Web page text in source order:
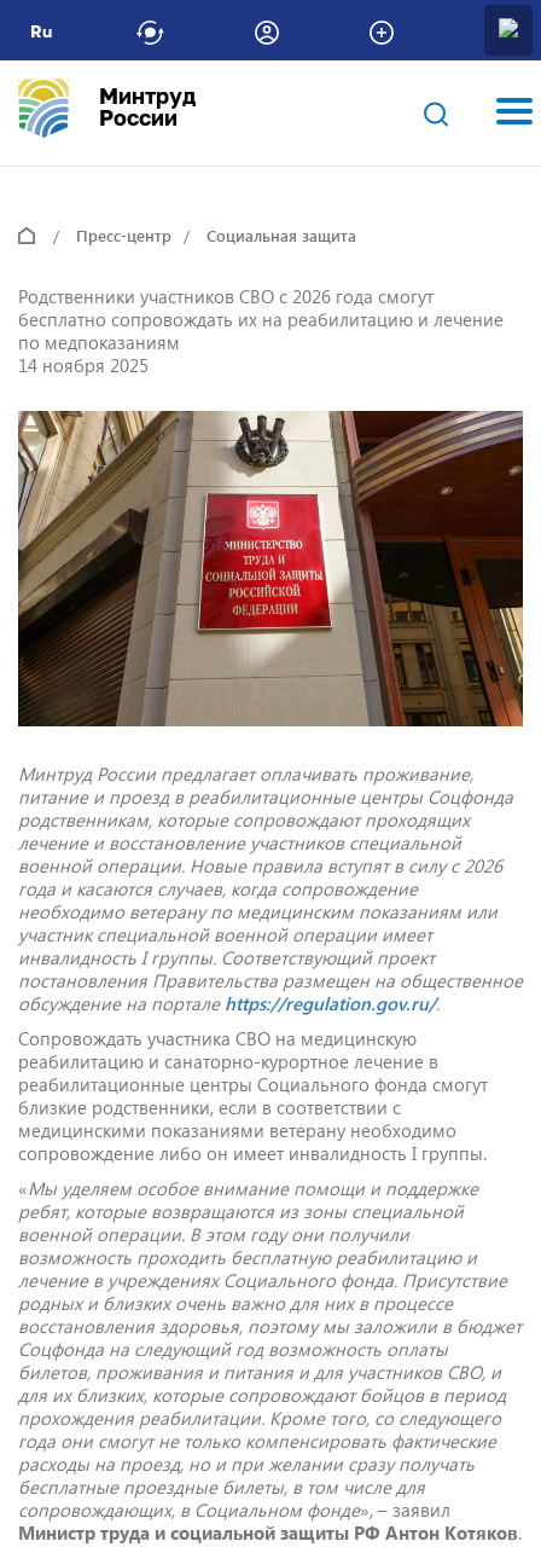
Ru
Минтруд
России
Пресс-центр Социальная защита
Родственники участников СВО с 2026 года смогут
бесплатно сопровождать их на реабилитацию и лечение
по медпоказаниям
14 ноября 2025
Минтруд России предлагает оплачивать проживание,
питание и проезд в реабилитационные центры Соцфонда
родственникам, которые сопровождают проходящих
лечение и восстановление участников специальной
военной операции. Новые правила вступят в силу с 2026
года и касаются случаев, когда сопровождение
необходимо ветерану по медицинским показаниям или
участник специальной военной операции имеет
инвалидность I группы. Соответствующий проект
постановления Правительства размещен на общественное
обсуждение на портале https://regulation.gov.ru/.
Сопровождать участника СВО на медицинскую
реабилитацию и санаторно-курортное лечение в
реабилитационные центры Социального фонда смогут
близкие родственники, если в соответствии с
медицинскими показаниями ветерану необходимо
сопровождение либо он имеет инвалидность I группы.
«Мы уделяем особое внимание помощи и поддержке
ребят, которые возвращаются из зоны специальной
военной операции. В этом году они получили
возможность проходить бесплатную реабилитацию и
лечение в учреждениях Социального фонда. Присутствие
родных и близких очень важно для них в процессе
восстановления здоровья, поэтому мы заложили в бюджет
Соцфонда на следующий год возможность оплаты
билетов, проживания и питания и для участников СВО, и
для их близких, которые сопровождают бойцов в период
прохождения реабилитации. Кроме того, со следующего
года они смогут не только компенсировать фактические
расходы на проезд, но и при желании сразу получать
бесплатные проездные билеты, в том числе для
сопровождающих, в Социальном фонде», – заявил
Министр труда и социальной защиты РФ Антон Котяков.